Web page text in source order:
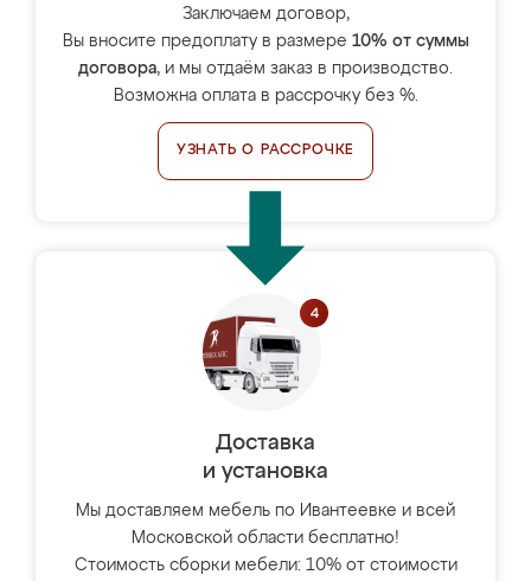
Заключаем договор,
Вы вносите предоплату в размере 10% от суммы
договора, и мы отдаём заказ в производство.
Возможна оплата в рассрочку без %.
УЗНАТЬ О РАССРОЧКЕ
Доставка
и установка
Мы доставляем мебель по Ивантеевке и всей
Московской области бесплатно!
Стоимость сборки мебели: 10% от стоимости